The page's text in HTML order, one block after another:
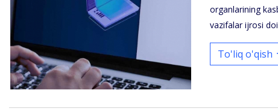
organlarining
vazifalar ijrosi
To'liq o'qish